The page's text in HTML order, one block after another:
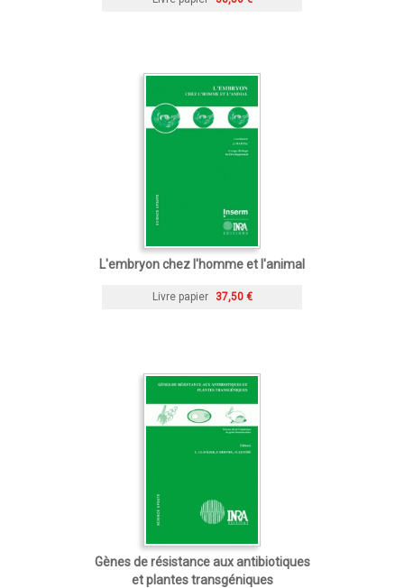
L'embryon chez l'homme et l'animal
Livre papier 37,50 €
Gènes de résistance aux antibiotiques
et plantes transgéniques